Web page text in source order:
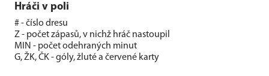
Hráči v poli
# - číslo dresu
Z - počet zápasů, v nichž hráč nastoupil
MIN - počet odehraných minut
G, ŽK, ČK - góly, žluté a červené karty